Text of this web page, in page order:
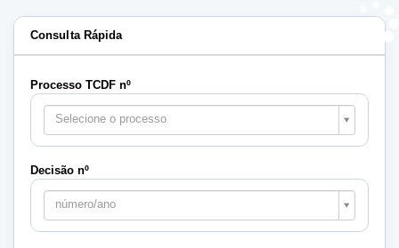
Consulta Rápida
Processo TCDF nº
Selecione o processo
Decisão nº
número/ano